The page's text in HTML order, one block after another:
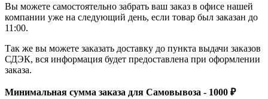
Вы можете самостоятельно забрать ваш заказ в офисе нашей
компании уже на следующий день, если товар был заказан до
11:00.
Так же вы можете заказать доставку до пункта выдачи заказов
СДЭК, вся информация будет предоставлена при оформлении
заказа.
Минимальная сумма заказа для Самовывоза - 1000 ₽